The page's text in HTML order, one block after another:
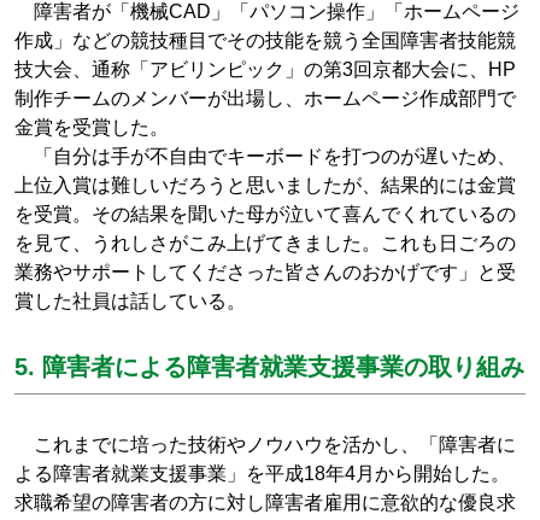
障害者が「機械CAD」「パソコン操作」「ホームページ
作成」などの競技種目でその技能を競う全国障害者技能競
技大会、通称「アビリンピック」の第3回京都大会に、HP
制作チームのメンバーが出場し、ホームページ作成部門で
金賞を受賞した。
「自分は手が不自由でキーボードを打つのが遅いため、
上位入賞は難しいだろうと思いましたが、結果的には金賞
を受賞。その結果を聞いた母が泣いて喜んでくれているの
を見て、うれしさがこみ上げてきました。これも日ごろの
業務やサポートしてくださった皆さんのおかげです」と受
賞した社員は話している。
5. 障害者による障害者就業支援事業の取り組み
これまでに培った技術やノウハウを活かし、「障害者に
よる障害者就業支援事業」を平成18年4月から開始した。
求職希望の障害者の方に対し障害者雇用に意欲的な優良求